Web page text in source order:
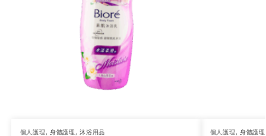
個人護理 , 身體護理 ,沐浴用品 個人護理 , 身體護理